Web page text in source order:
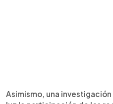
Asimismo, una